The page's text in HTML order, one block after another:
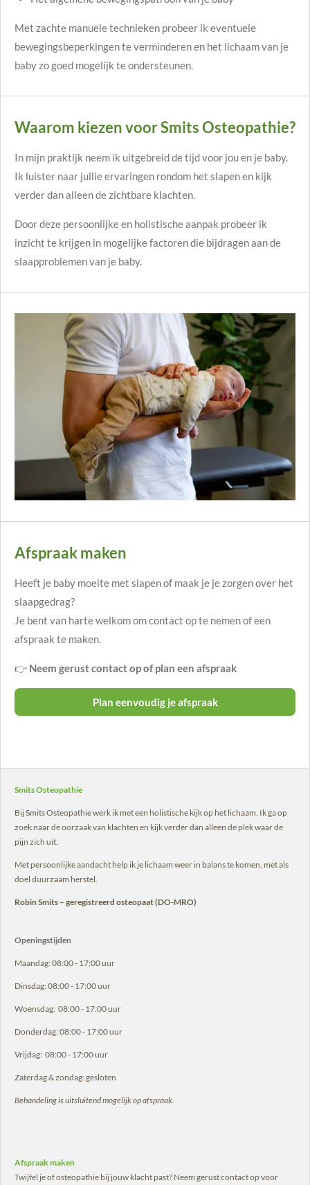
Met zachte manuele technieken probeer ik eventuele
bewegingsbeperkingen te verminderen en het lichaam van je
baby zo goed mogelijk te ondersteunen.
Waarom kiezen voor Smits Osteopathie?
In mijn praktijk neem ik uitgebreid de tijd voor jou en je baby.
Ik luister naar jullie ervaringen rondom het slapen en kijk
verder dan alleen de zichtbare klachten.
Door deze persoonlijke en holistische aanpak probeer ik
inzicht te krijgen in mogelijke factoren die bijdragen aan de
slaapproblemen van je baby.
Afspraak maken
Heeft je baby moeite met slapen of maak je je zorgen over het
slaapgedrag?
Je bent van harte welkom om contact op te nemen of een
afspraak te maken.
👉 Neem gerust contact op of plan een afspraak
Plan eenvoudig je afspraak
Smits Osteopathie
Bij Smits Osteopathie werk ik met een holistische kijk op het lichaam. Ik ga op
zoek naar de oorzaak van klachten en kijk verder dan alleen de plek waar de
pijn zich uit.
Met persoonlijke aandacht help ik je lichaam weer in balans te komen, met als
doel duurzaam herstel.
Robin Smits – geregistreerd osteopaat (DO-MRO)
Openingstijden
Maandag: 08:00 - 17:00 uur
Dinsdag: 08:00 - 17:00 uur
Woensdag: 08:00 - 17:00 uur
Donderdag: 08:00 - 17:00 uur
Vrijdag: 08:00 - 17:00 uur
Zaterdag & zondag: gesloten
Behandeling is uitsluitend mogelijk op afspraak.
Afspraak maken
Twijfel je of osteopathie bij jouw klacht past? Neem gerust contact op voor